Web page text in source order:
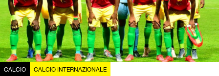
CALCIO CALCIO INTERNAZIONALE